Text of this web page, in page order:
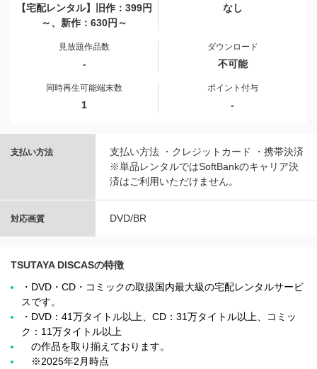
【宅配レンタル】旧作：399円
～、新作：630円～
なし
見放題作品数
-
ダウンロード
不可能
同時再生可能端末数
1
ポイント付与
-
支払い方法
支払い方法 ・クレジットカード ・携帯決済
※単品レンタルではSoftBankのキャリア決
済はご利用いただけません。
対応画質 DVD/BR
TSUTAYA DISCASの特徴
・DVD・CD・コミックの取扱国内最大級の宅配レンタルサービ
スです。
・DVD：41万タイトル以上、CD：31万タイトル以上、コミッ
ク：11万タイトル以上
の作品を取り揃えております。
※2025年2月時点